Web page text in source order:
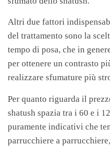
Altri due fattori
del trattamento sono la
tempo di posa, che in
per ottenere un contrasto
realizzare sfumature più
Per quanto riguarda il
shatush spazia tra i 60 e i
puramente indicativi che
parrucchiere a